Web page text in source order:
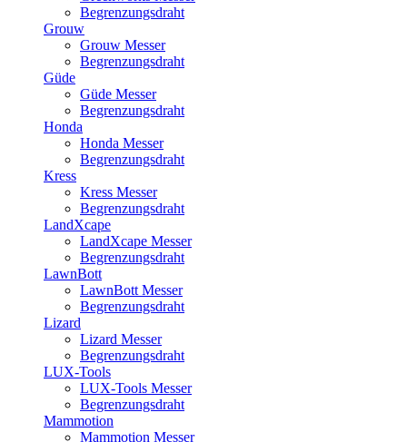
Begrenzungsdraht
Grouw
Grouw Messer
Begrenzungsdraht
Güde
Güde Messer
Begrenzungsdraht
Honda
Honda Messer
Begrenzungsdraht
Kress
Kress Messer
Begrenzungsdraht
LandXcape
LandXcape Messer
Begrenzungsdraht
LawnBott
LawnBott Messer
Begrenzungsdraht
Lizard
Lizard Messer
Begrenzungsdraht
LUX-Tools
LUX-Tools Messer
Begrenzungsdraht
Mammotion
Mammotion Messer